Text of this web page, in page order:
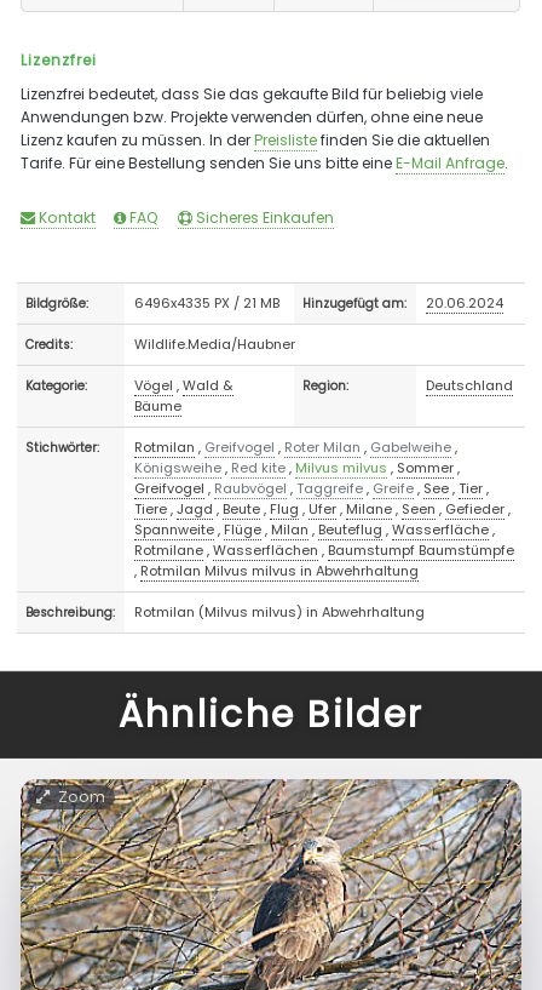
Lizenzfrei
Lizenzfrei bedeutet, dass Sie das gekaufte Bild für beliebig viele
Anwendungen bzw. Projekte verwenden dürfen, ohne eine neue
Lizenz kaufen zu müssen. In derPreislistefinden Sie die aktuellen
Tarife. Für eine Bestellung senden Sie uns bitte eineE-Mail Anfrage.
Kontakt FAQ Sicheres Einkaufen
Bildgröße: 6496x4335 PX / 21 MB Hinzugefügt am: 20.06.2024
Credits: Wildlife.Media/Haubner
Kategorie: Vögel ,Wald &
Bäume
Region: Deutschland
Stichwörter: Rotmilan , Greifvogel , Roter Milan , Gabelweihe,
Königsweihe, Red kite, Milvus milvus , Sommer,
Greifvogel , Raubvögel ,Taggreife, Greife, See,Tier,
Tiere,Jagd , Beute, Flug , Ufer, Milane, Seen , Gefieder,
Spannweite, Flüge, Milan , Beuteflug ,Wasserfläche,
Rotmilane,Wasserflächen , Baumstumpf Baumstümpfe
, Rotmilan Milvus milvus in Abwehrhaltung
Beschreibung: Rotmilan (Milvus milvus) in Abwehrhaltung
Ähnliche Bilder
Zoom